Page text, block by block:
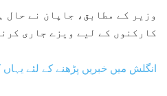
وزیر کے مطابق، جاپان نے حال
کارکنوں کے لیے ویزے جاری
انگلش میں خبریں پڑھنے کے لئے